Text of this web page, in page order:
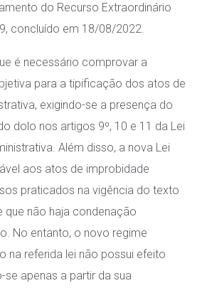
do Recurso Extraordinário
concluído em 18/08/2022.
é necessário comprovar a
para a tipificação dos atos de
exigindo-se a presença do
dolo nos artigos 9º, 10 e 11 da Lei
Além disso, a nova Lei
aos atos de improbidade
praticados na vigência do texto
que não haja condenação
No entanto, o novo regime
na referida lei não possui efeito
apenas a partir da sua